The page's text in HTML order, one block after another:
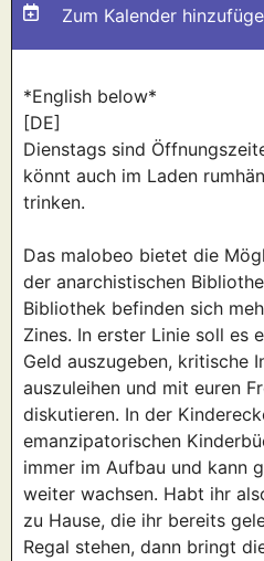
Zum Kalender
*English below*
[DE]
Dienstags sind
könnt auch im Laden
trinken.
Das malobeo bietet die
der anarchistischen
Bibliothek befinden sich
Zines. In erster Linie soll es
Geld auszugeben, kritische
auszuleihen und mit euren
diskutieren. In der
emanzipatorischen
immer im Aufbau und kann
weiter wachsen. Habt ihr
zu Hause, die ihr bereits
Regal stehen, dann bringt